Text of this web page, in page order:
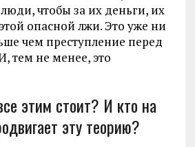
чтобы за их деньги, их
опасной лжи. Это уже ни
чем преступление перед
тем не менее, это
этим стоит? И кто на
эту теорию?